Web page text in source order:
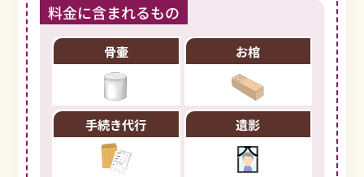
料金に含まれるもの
骨壷 お棺
手続き代行 遺影